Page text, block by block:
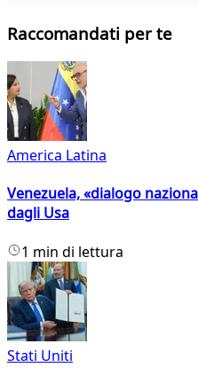
Raccomandati per te
America Latina
Venezuela, «dialogo
dagli Usa
1 min di lettura
Stati Uniti